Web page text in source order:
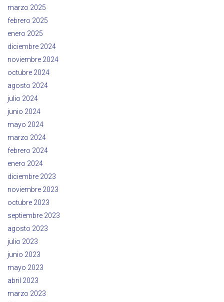
marzo 2025
febrero 2025
enero 2025
diciembre 2024
noviembre 2024
octubre 2024
agosto 2024
julio 2024
junio 2024
mayo 2024
marzo 2024
febrero 2024
enero 2024
diciembre 2023
noviembre 2023
octubre 2023
septiembre 2023
agosto 2023
julio 2023
junio 2023
mayo 2023
abril 2023
marzo 2023